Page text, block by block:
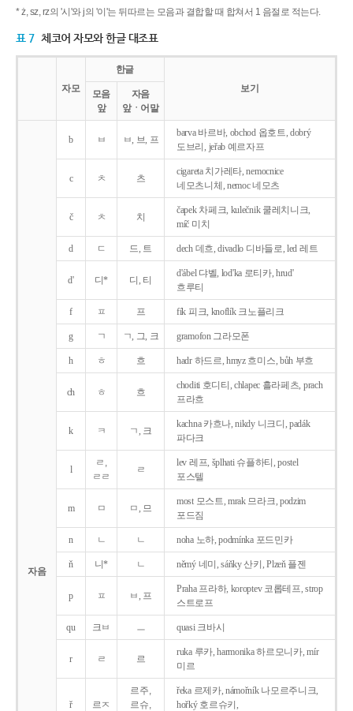
* ż, sz, rz의 '시'와 j의 '이'는 뒤따르는 모음과 결합할 때 합쳐서 1 음절로 적는다.
표 7 체코어 자모와 한글 대조표
자모
한글
보기
모음
앞
자음
앞ㆍ어말
자음
b ㅂ ㅂ, 브, 프
barva 바르바, obchod 옵호트, dobrý
도브리, jeřab 예르자프
c ㅊ 츠
cigareta 치가레타, nemocnice
네모츠니체, nemoc 네모츠
č ㅊ 치
čapek 차페크, kulečnik 쿨레치니크,
míč 미치
d ㄷ 드, 트 dech 데흐, divadlo 디바들로, led 레트
d' 디* 디, 티
d'ábel 댜벨, lod'ka 로티카, hrud'
흐루티
f ㅍ 프 fík 피크, knoflík 크노플리크
g ㄱ ㄱ, 그, 크 gramofon 그라모폰
h ㅎ 흐 hadr 하드르, hmyz 흐미스, bůh 부흐
ch ㅎ 흐
choditi 호디티, chlapec 흘라페츠, prach
프라흐
k ㅋ ㄱ, 크
kachna 카흐나, nikdy 니크디, padák
파다크
l
ㄹ,
ㄹㄹ
ㄹ
lev 레프, šplhati 슈플하티, postel
포스텔
m ㅁ ㅁ, 므
most 모스트, mrak 므라크, podzim
포드짐
n ㄴ ㄴ noha 노하, podmínka 포드민카
ň 니* ㄴ němý 네미, sáňky 산키, Plzeň 플젠
p ㅍ ㅂ, 프
Praha 프라하, koroptev 코롭테프, strop
스트로프
qu 크ㅂ ㅡ quasi 크바시
r ㄹ 르
ruka 루카, harmonika 하르모니카, mír
미르
ř 르ㅈ
르주,
르슈,
řeka 르제카, námořník 나모르주니크,
hořký 호르슈키,